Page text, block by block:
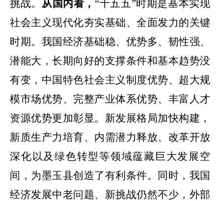
挑战。 从国内看， “十五五”时期是基本实现
社会主义现代化夯实基础、全面发力的关键
时期。我国经济基础稳、优势多、韧性强、
潜能大，长期向好的支撑条件和基本趋势没
有变，中国特色社会主义制度优势、超大规
模市场优势、完整产业体系优势、丰富人才
资源优势更加彰显。新发展格局加快构建，
新质生产力培育、内需潜力释放、改革开放
深化以及绿色转型等领域蕴藏巨大发展空
间，为墨玉县创造了有利条件。
同时，我国
经济发展中老问题、新挑战仍然不少，外部